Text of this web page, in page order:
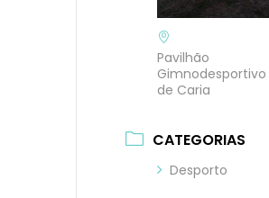
Pavilhão
Gimnodesportivo
de Caria
CATEGORIAS
Desporto